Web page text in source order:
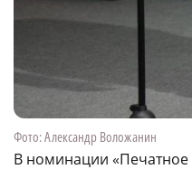
Фото: Александр Воложанин
В номинации